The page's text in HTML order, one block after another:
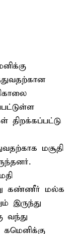
திறக்கப்பட்டு
மசூதி
கண்ணீர் மல்க
இருந்து
வந்து